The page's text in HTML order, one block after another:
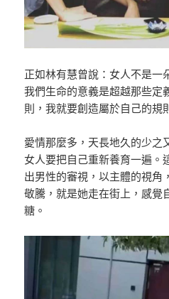
正如林有慧曾說：女人不是一
我們生命的意義是超越那些定
則，我就要創造屬於自己的規
愛情那麼多，天長地久的少之
女人要把自己重新養育一遍。
出男性的審視，以主體的視角
敬騰，就是她走在街上，感覺
糖。